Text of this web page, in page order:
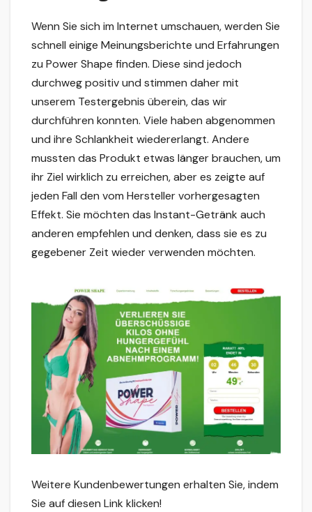
Wenn Sie sich im Internet umschauen, werden Sie
schnell einige Meinungsberichte und Erfahrungen
zu Power Shape finden. Diese sind jedoch
durchweg positiv und stimmen daher mit
unserem Testergebnis überein, das wir
durchführen konnten. Viele haben abgenommen
und ihre Schlankheit wiedererlangt. Andere
mussten das Produkt etwas länger brauchen, um
ihr Ziel wirklich zu erreichen, aber es zeigte auf
jeden Fall den vom Hersteller vorhergesagten
Effekt. Sie möchten das Instant-Getränk auch
anderen empfehlen und denken, dass sie es zu
gegebener Zeit wieder verwenden möchten.
Weitere Kundenbewertungen erhalten Sie, indem
Sie auf diesen Link klicken!